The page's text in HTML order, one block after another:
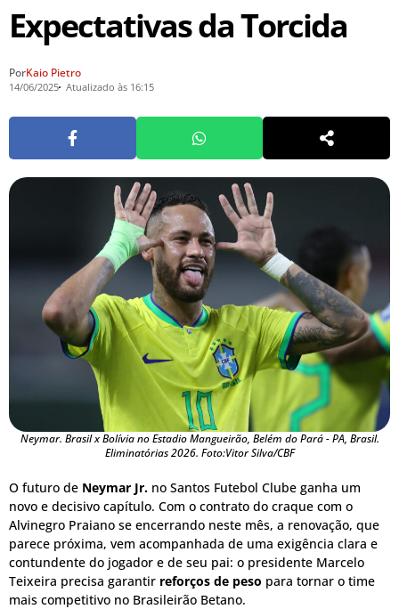
Expectativas da Torcida
PorKaio Pietro
14/06/2025 Atualizado às 16:15
Neymar. Brasil x Bolívia no Estadio Mangueirão, Belém do Pará - PA, Brasil.
Eliminatórias 2026. Foto:Vitor Silva/CBF
O futuro de Neymar Jr. no Santos Futebol Clube ganha um
novo e decisivo capítulo. Com o contrato do craque com o
Alvinegro Praiano se encerrando neste mês, a renovação, que
parece próxima, vem acompanhada de uma exigência clara e
contundente do jogador e de seu pai: o presidente Marcelo
Teixeira precisa garantir reforços de peso para tornar o time
mais competitivo no Brasileirão Betano.